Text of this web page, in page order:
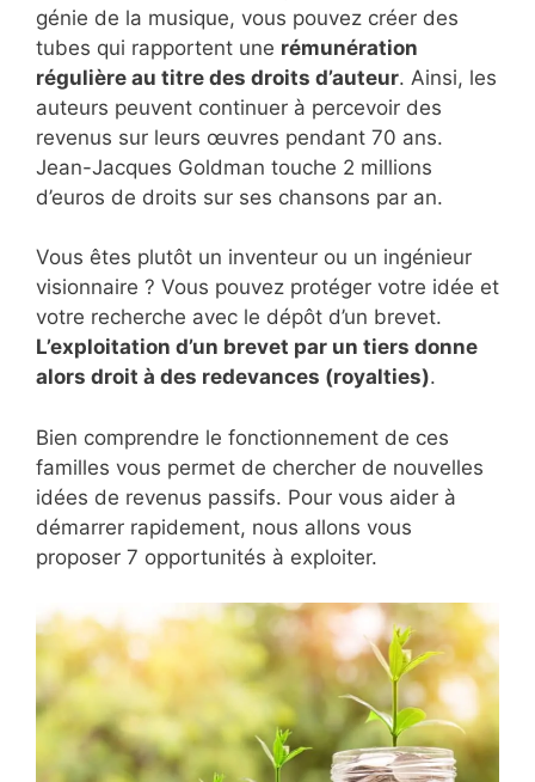
génie de la musique, vous pouvez créer des
tubes qui rapportent une rémunération
régulière au titre des droits d’auteur. Ainsi, les
auteurs peuvent continuer à percevoir des
revenus sur leurs œuvres pendant 70 ans.
Jean-Jacques Goldman touche 2 millions
d’euros de droits sur ses chansons par an.
Vous êtes plutôt un inventeur ou un ingénieur
visionnaire ? Vous pouvez protéger votre idée et
votre recherche avec le dépôt d’un brevet.
L’exploitation d’un brevet par un tiers donne
alors droit à des redevances (royalties).
Bien comprendre le fonctionnement de ces
familles vous permet de chercher de nouvelles
idées de revenus passifs. Pour vous aider à
démarrer rapidement, nous allons vous
proposer 7 opportunités à exploiter.